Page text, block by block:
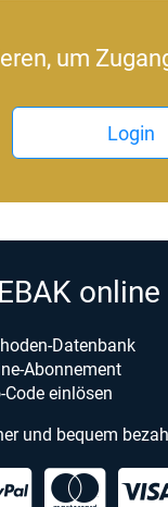
um
Login
online
Datenbank
Abonnement
Code einlösen
und bequem